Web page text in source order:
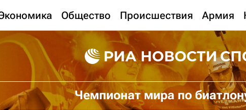
Общество Происшествия Армия
Чемпионат мира по